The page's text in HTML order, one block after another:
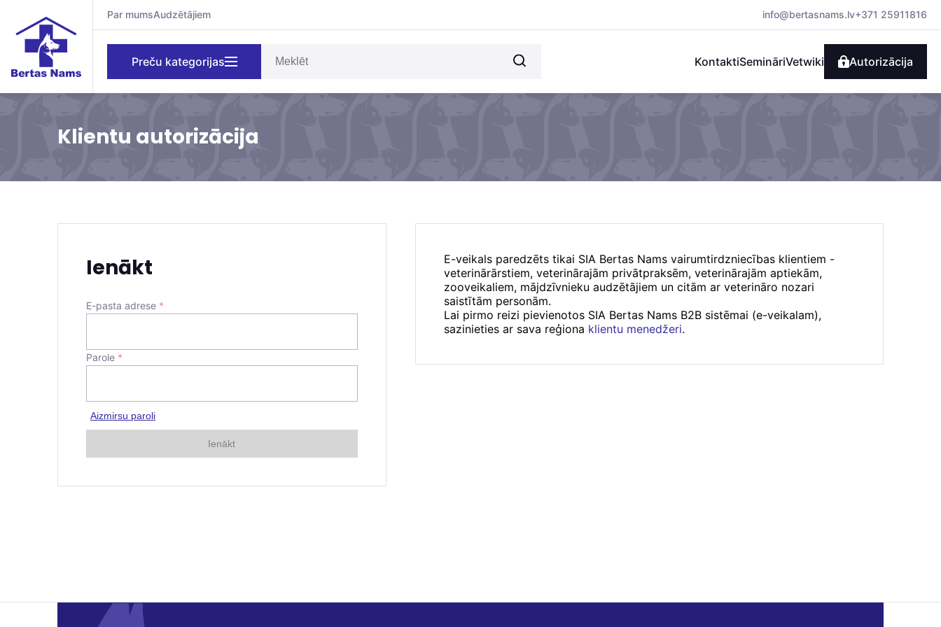
Par mumsAudzētājiem info@bertasnams.lv+371 25911816
Preču kategorijas KontaktiSemināriVetwiki Autorizācija
Klientu autorizācija
Ienākt
E-pasta adrese *
Parole *
Aizmirsu paroli
Ienākt
E-veikals paredzēts tikai SIA Bertas Nams vairumtirdzniecības klientiem -
veterinārārstiem, veterinārajām privātpraksēm, veterinārajām aptiekām,
zooveikaliem, mājdzīvnieku audzētājiem un citām ar veterināro nozari
saistītām personām.
Lai pirmo reizi pievienotos SIA Bertas Nams B2B sistēmai (e-veikalam),
sazinieties ar sava reģiona klientu menedžeri.